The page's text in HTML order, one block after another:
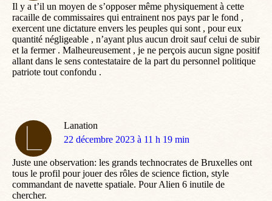
Il y a t’il un moyen de s’opposer même physiquement à cette
racaille de commissaires qui entrainent nos pays par le fond ,
exercent une dictature envers les peuples qui sont , pour eux
quantité négligeable , n’ayant plus aucun droit sauf celui de subir
et la fermer . Malheureusement , je ne perçois aucun signe positif
allant dans le sens contestataire de la part du personnel politique
patriote tout confondu .
Lanation
dit
22 décembre 2023 à 11 h 19 min
Juste une observation: les grands technocrates de Bruxelles ont
tous le profil pour jouer des rôles de science fiction, style
commandant de navette spatiale. Pour Alien 6 inutile de
chercher.